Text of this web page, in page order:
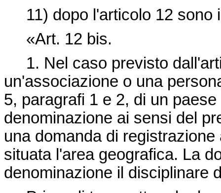
11) dopo l'articolo 12
«Art. 12 bis.
1. Nel caso previsto
un'associazione o una
5, paragrafi 1 e 2, di un
denominazione ai sensi del
una domanda di
situata l'area geografica. La
denominazione il disciplinare